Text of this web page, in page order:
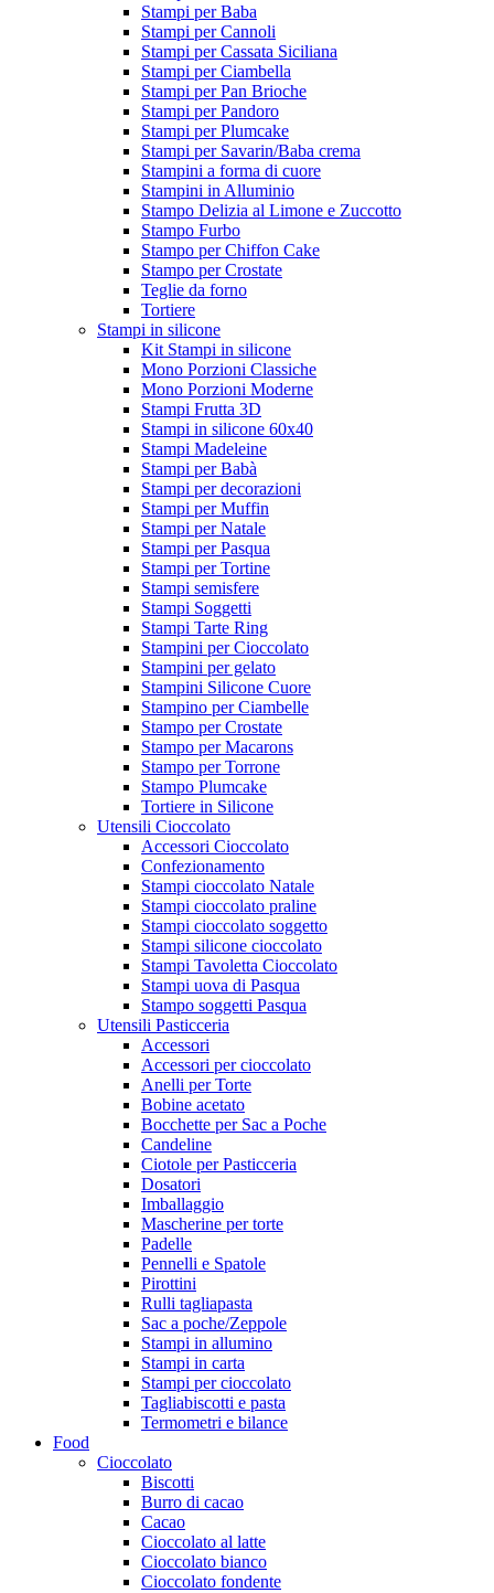
Stampi per Baba
Stampi per Cannoli
Stampi per Cassata Siciliana
Stampi per Ciambella
Stampi per Pan Brioche
Stampi per Pandoro
Stampi per Plumcake
Stampi per Savarin/Baba crema
Stampini a forma di cuore
Stampini in Alluminio
Stampo Delizia al Limone e Zuccotto
Stampo Furbo
Stampo per Chiffon Cake
Stampo per Crostate
Teglie da forno
Tortiere
Stampi in silicone
Kit Stampi in silicone
Mono Porzioni Classiche
Mono Porzioni Moderne
Stampi Frutta 3D
Stampi in silicone 60x40
Stampi Madeleine
Stampi per Babà
Stampi per decorazioni
Stampi per Muffin
Stampi per Natale
Stampi per Pasqua
Stampi per Tortine
Stampi semisfere
Stampi Soggetti
Stampi Tarte Ring
Stampini per Cioccolato
Stampini per gelato
Stampini Silicone Cuore
Stampino per Ciambelle
Stampo per Crostate
Stampo per Macarons
Stampo per Torrone
Stampo Plumcake
Tortiere in Silicone
Utensili Cioccolato
Accessori Cioccolato
Confezionamento
Stampi cioccolato Natale
Stampi cioccolato praline
Stampi cioccolato soggetto
Stampi silicone cioccolato
Stampi Tavoletta Cioccolato
Stampi uova di Pasqua
Stampo soggetti Pasqua
Utensili Pasticceria
Accessori
Accessori per cioccolato
Anelli per Torte
Bobine acetato
Bocchette per Sac a Poche
Candeline
Ciotole per Pasticceria
Dosatori
Imballaggio
Mascherine per torte
Padelle
Pennelli e Spatole
Pirottini
Rulli tagliapasta
Sac a poche/Zeppole
Stampi in allumino
Stampi in carta
Stampi per cioccolato
Tagliabiscotti e pasta
Termometri e bilance
Food
Cioccolato
Biscotti
Burro di cacao
Cacao
Cioccolato al latte
Cioccolato bianco
Cioccolato fondente